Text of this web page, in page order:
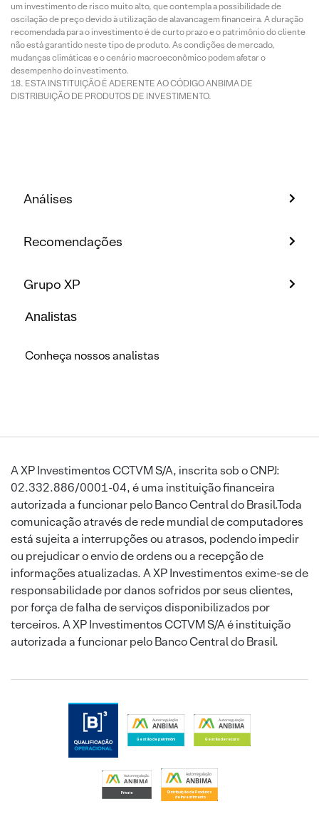
um investimento de risco muito alto, que contempla a possibilidade de
oscilação de preço devido à utilização de alavancagem financeira. A duração
recomendada para o investimento é de curto prazo e o patrimônio do cliente
não está garantido neste tipo de produto. As condições de mercado,
mudanças climáticas e o cenário macroeconômico podem afetar o
desempenho do investimento.
ESTA INSTITUIÇÃO É ADERENTE AO CÓDIGO ANBIMA DE
DISTRIBUIÇÃO DE PRODUTOS DE INVESTIMENTO.
Análises
Recomendações
Grupo XP
Analistas
Conheça nossos analistas
A XP Investimentos CCTVM S/A, inscrita sob o CNPJ:
02.332.886/0001-04, é uma instituição financeira
autorizada a funcionar pelo Banco Central do Brasil.Toda
comunicação através de rede mundial de computadores
está sujeita a interrupções ou atrasos, podendo impedir
ou prejudicar o envio de ordens ou a recepção de
informações atualizadas. A XP Investimentos exime-se de
responsabilidade por danos sofridos por seus clientes,
por força de falha de serviços disponibilizados por
terceiros. A XP Investimentos CCTVM S/A é instituição
autorizada a funcionar pelo Banco Central do Brasil.